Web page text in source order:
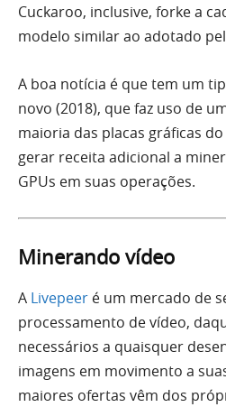
Cuckaroo, inclusive, forke a
modelo similar ao adotado
A boa notícia é que tem um
novo (2018), que faz uso de
maioria das placas gráficas
gerar receita adicional a
GPUs em suas operações.
Minerando vídeo
A Livepeer é um mercado de
processamento de vídeo,
necessários a quaisquer
imagens em movimento a
maiores ofertas vêm dos